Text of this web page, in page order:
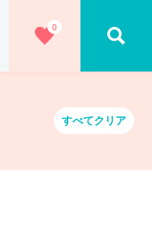
0
すべてクリア